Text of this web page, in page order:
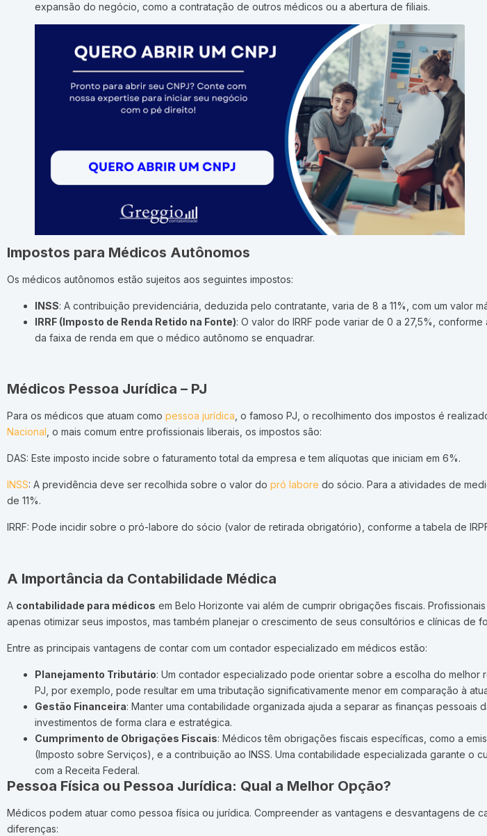
expansão do negócio, como a contratação de outros médicos ou a abertura de filiais.
Impostos para Médicos Autônomos
Os médicos autônomos estão sujeitos aos seguintes impostos:
INSS: A contribuição previdenciária, deduzida pelo contratante, varia de 8 a 11%, com um valor
IRRF (Imposto de Renda Retido na Fonte): O valor do IRRF pode variar de 0 a 27,5%,
da faixa de renda em que o médico autônomo se enquadrar.
Médicos Pessoa Jurídica – PJ
Para os médicos que atuam como pessoa jurídica , o famoso PJ, o recolhimento dos impostos é
Nacional , o mais comum entre profissionais liberais, os impostos são:
DAS: Este imposto incide sobre o faturamento total da empresa e tem alíquotas que iniciam em 6%.
INSS: A previdência deve ser recolhida sobre o valor do pró labore do sócio. Para a atividades de
de 11%.
IRRF: Pode incidir sobre o pró-labore do sócio (valor de retirada obrigatório), conforme a tabela de
A Importância da Contabilidade Médica
A contabilidade para médicos em Belo Horizonte vai além de cumprir obrigações fiscais.
apenas otimizar seus impostos, mas também planejar o crescimento de seus consultórios e clínicas de
Entre as principais vantagens de contar com um contador especializado em médicos estão:
Planejamento Tributário: Um contador especializado pode orientar sobre a escolha do
PJ, por exemplo, pode resultar em uma tributação significativamente menor em comparação à
Gestão Financeira: Manter uma contabilidade organizada ajuda a separar as finanças
investimentos de forma clara e estratégica.
Cumprimento de Obrigações Fiscais: Médicos têm obrigações fiscais específicas, como a
(Imposto sobre Serviços), e a contribuição ao INSS. Uma contabilidade especializada garante
com a Receita Federal.
Pessoa Física ou Pessoa Jurídica: Qual a Melhor Opção?
Médicos podem atuar como pessoa física ou jurídica. Compreender as vantagens e desvantagens de
diferenças: